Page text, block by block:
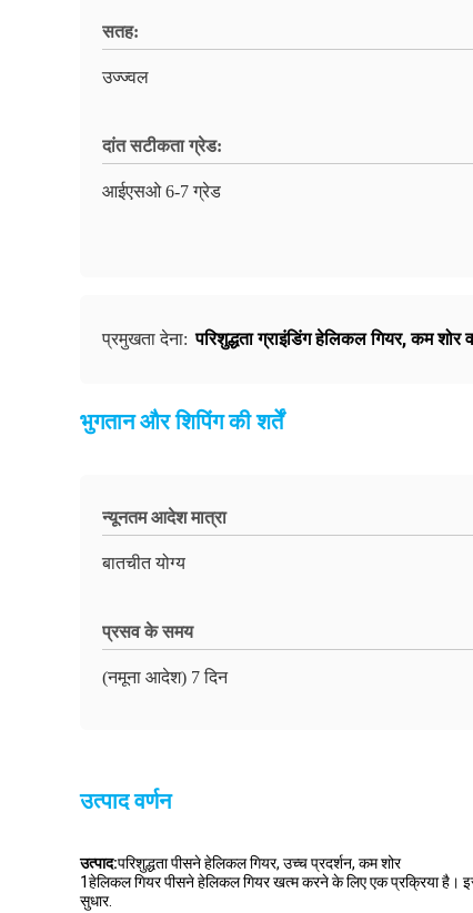
सतह:
उज्ज्वल
दांत सटीकता ग्रेड:
आईएसओ 6-7 ग्रेड
प्रमुखता देना: परिशुद्धता ग्राइंडिंग हेलिकल गियर,कम शोर
भुगतान और शिपिंग की शर्तें
न्यूनतम आदेश मात्रा
बातचीत योग्य
प्रसव के समय
(नमूना आदेश) 7 दिन
उत्पाद वर्णन
उत्पाद:परिशुद्धता पीसने हेलिकल गियर, उच्च प्रदर्शन, कम शोर
1हेलिकल गियर पीसने हेलिकल गियर खत्म करने के लिए एक प्रक्रिया है।
सुधार.